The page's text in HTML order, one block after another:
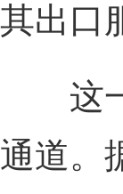
其出口
这一
通道。